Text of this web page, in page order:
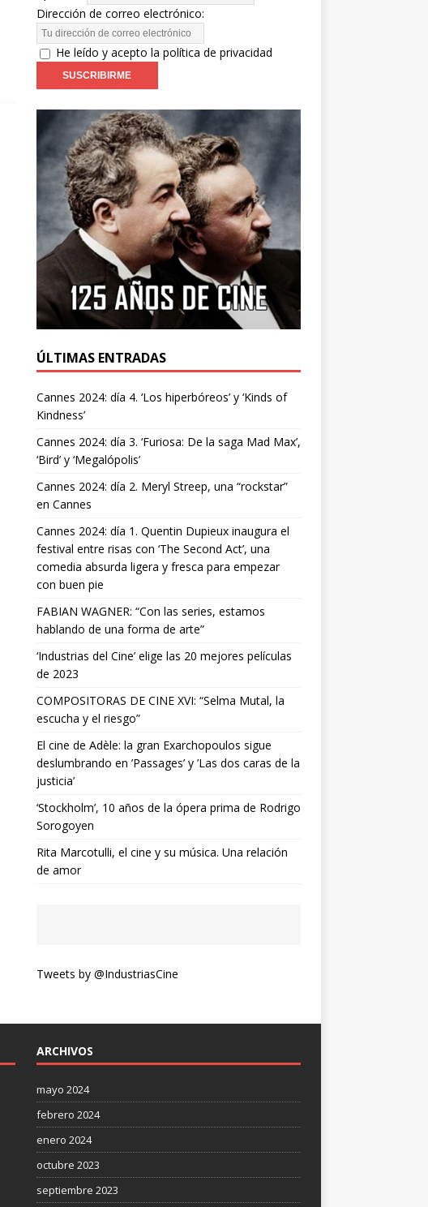
Dirección de correo electrónico:
He leído y acepto la política de privacidad
ÚLTIMAS ENTRADAS
Cannes 2024: día 4. ‘Los hiperbóreos’ y ‘Kinds of
Kindness’
Cannes 2024: día 3. ‘Furiosa: De la saga Mad Max’,
‘Bird’ y ‘Megalópolis’
Cannes 2024: día 2. Meryl Streep, una “rockstar”
en Cannes
Cannes 2024: día 1. Quentin Dupieux inaugura el
festival entre risas con ‘The Second Act’, una
comedia absurda ligera y fresca para empezar
con buen pie
FABIAN WAGNER: “Con las series, estamos
hablando de una forma de arte”
‘Industrias del Cine’ elige las 20 mejores películas
de 2023
COMPOSITORAS DE CINE XVI: “Selma Mutal, la
escucha y el riesgo”
El cine de Adèle: la gran Exarchopoulos sigue
deslumbrando en ’Passages’ y ’Las dos caras de la
justicia’
‘Stockholm’, 10 años de la ópera prima de Rodrigo
Sorogoyen
Rita Marcotulli, el cine y su música. Una relación
de amor
Tweets by @IndustriasCine
ARCHIVOS
mayo 2024
febrero 2024
enero 2024
octubre 2023
septiembre 2023